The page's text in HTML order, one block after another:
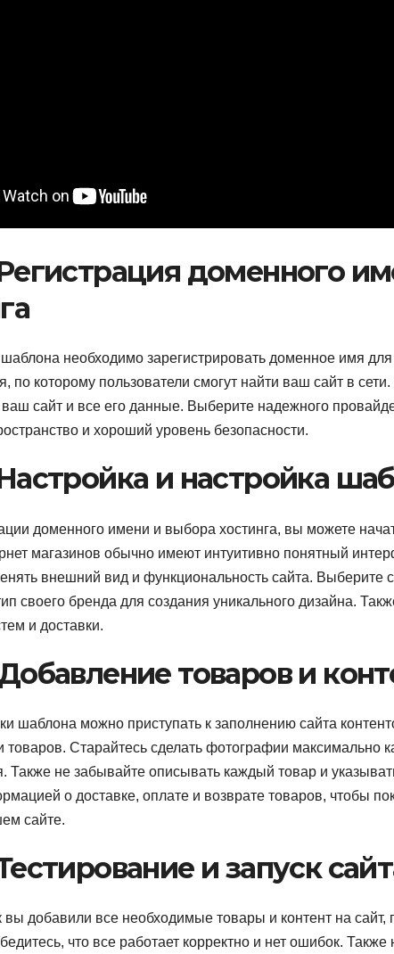
доменного
необходимо зарегистрировать доменное имя
по которому пользователи смогут найти ваш сайт в
ваш сайт и все его данные. Выберите надежного
и хороший уровень безопасности.
и настройка
доменного имени и выбора хостинга, вы можете
магазинов обычно имеют интуитивно понятный
внешний вид и функциональность сайта. Выберите
своего бренда для создания уникального дизайна.
и доставки.
товаров и
шаблона можно приступать к заполнению сайта
товаров. Старайтесь сделать фотографии максимально
Также не забывайте описывать каждый товар и
о доставке, оплате и возврате товаров, чтобы
сайте.
и запуск
вы добавили все необходимые товары и контент на
что все работает корректно и нет ошибок.